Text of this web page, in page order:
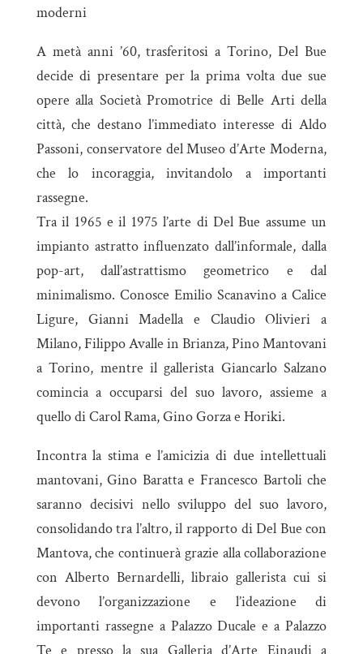
moderni
A metà anni ’60, trasferitosi a Torino, Del Bue
decide di presentare per la prima volta due sue
opere alla Società Promotrice di Belle Arti della
città, che destano l’immediato interesse di Aldo
Passoni, conservatore del Museo d’Arte Moderna,
che lo incoraggia, invitandolo a importanti
rassegne.
Tra il 1965 e il 1975 l’arte di Del Bue assume un
impianto astratto influenzato dall’informale, dalla
pop-art, dall’astrattismo geometrico e dal
minimalismo. Conosce Emilio Scanavino a Calice
Ligure, Gianni Madella e Claudio Olivieri a
Milano, Filippo Avalle in Brianza, Pino Mantovani
a Torino, mentre il gallerista Giancarlo Salzano
comincia a occuparsi del suo lavoro, assieme a
quello di Carol Rama, Gino Gorza e Horiki.
Incontra la stima e l’amicizia di due intellettuali
mantovani, Gino Baratta e Francesco Bartoli che
saranno decisivi nello sviluppo del suo lavoro,
consolidando tra l’altro, il rapporto di Del Bue con
Mantova, che continuerà grazie alla collaborazione
con Alberto Bernardelli, libraio gallerista cui si
devono l’organizzazione e l’ideazione di
importanti rassegne a Palazzo Ducale e a Palazzo